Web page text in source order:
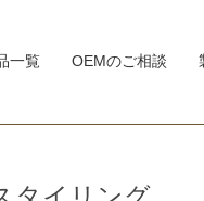
一覧 OEMのご相談